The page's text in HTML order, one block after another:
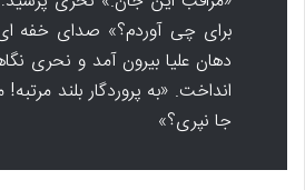
برای چی آوردم؟» صدای خفه ای
دهان علیا بیرون آمد و نحری
انداخت. «به پروردگار بلند
جا نپری؟»